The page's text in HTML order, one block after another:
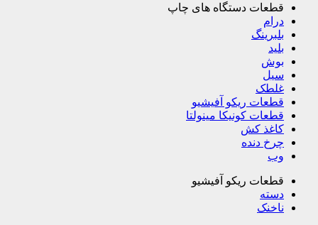
قطعات دستگاه های چاپ
درام
بلبرینگ
بلید
بوش
سیل
غلطک
قطعات ریکو آفیشیو
قطعات کونیکا مینولتا
کاغذ کش
چرخ دنده
وب
قطعات ریکو آفیشیو
دسته
ناخنک